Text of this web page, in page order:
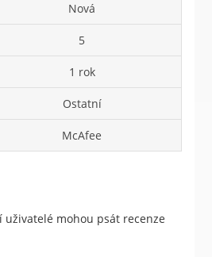
Nová
5
1 rok
Ostatní
McAfee
uživatelé mohou psát recenze